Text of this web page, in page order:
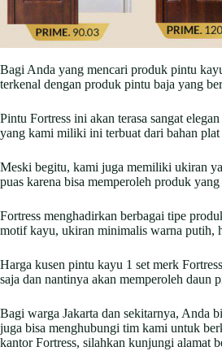
Bagi Anda yang mencari produk pintu
terkenal dengan produk pintu baja yang
Pintu Fortress ini akan terasa sangat
yang kami miliki ini terbuat dari bahan
Meski begitu, kami juga memiliki ukiran
puas karena bisa memperoleh produk
Fortress menghadirkan berbagai tipe
motif kayu, ukiran minimalis warna putih,
Harga kusen pintu kayu 1 set merk
saja dan nantinya akan memperoleh daun
Bagi warga Jakarta dan sekitarnya, Anda
juga bisa menghubungi tim kami untuk
kantor Fortress, silahkan kunjungi alamat